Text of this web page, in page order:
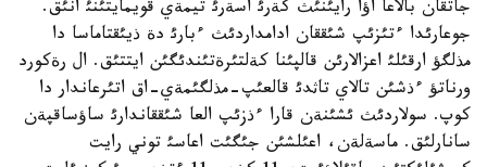
جاتقان بالاعا اؤا رايئنئث كةرئ اسةرئ تيمةي قويمايتئنئ انئق.
جوعارئدا ءتئزئپ شئققان ادامداردئث ءبارئ دة ذيئقتاماسا دا
مذلگؤ ارقئلئ اعزالارئن قالپئنا كةلتئرةتئندئگئن ايتتئق. ال رةكورد
ورناتؤ ءذشئن تالاي تاثدئ قالعئپ-مذلگئمةي-اق اتئرعاندار دا
كوپ. سولاردئث ئشئنةن قارا ءذزئپ العا شئققاندارئ ساؤساقپةن
سانارلئق. ماسةلةن، اعئلشئن جئگئت اعاسئ توني رايت